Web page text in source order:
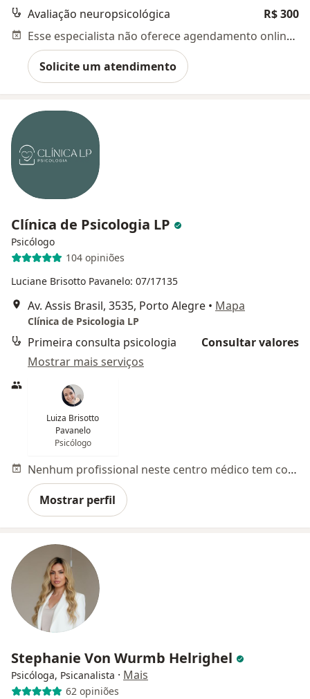
Avaliação neuropsicológica
R$ 300
Esse especialista não oferece agendamento online para esse endereço.
Solicite um atendimento
Clínica de Psicologia LP
Psicólogo
104 opiniões
Luciane Brisotto Pavanelo: 07/17135
Av. Assis Brasil, 3535, Porto Alegre • Mapa
Clínica de Psicologia LP
Primeira consulta psicologia
Consultar valores
Mostrar mais serviços
Luiza Brisotto
Pavanelo
Psicólogo
Nenhum profissional neste centro médico tem consultas disponíveis
Mostrar perfil
Stephanie Von Wurmb Helrighel
Psicóloga, Psicanalista · Mais
62 opiniões